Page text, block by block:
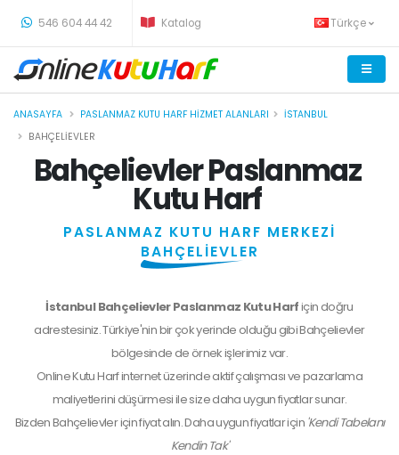
546 604 44 42 Katalog Türkçe
ANASAYFA PASLANMAZ KUTU HARF HIZMET ALANLARI
İSTANBUL
BAHÇELIEVLER
Bahçelievler Paslanmaz
Kutu Harf
PASLANMAZ KUTU HARF MERKEZİ
BAHÇELİEVLER
İstanbul Bahçelievler Paslanmaz Kutu Harfiçin doğru
adrestesiniz. Türkiye'nin bir çok yerinde olduğu gibi Bahçelievler
bölgesinde de örnek işlerimiz var.
Online Kutu Harf internet üzerinde aktif çalışması ve pazarlama
maliyetlerini düşürmesi ile size daha uygun fiyatlar sunar.
BizdenBahçelievleriçin fiyat alın. Daha uygun fiyatlar için 'Kendi Tabelanı
Kendin Tak'